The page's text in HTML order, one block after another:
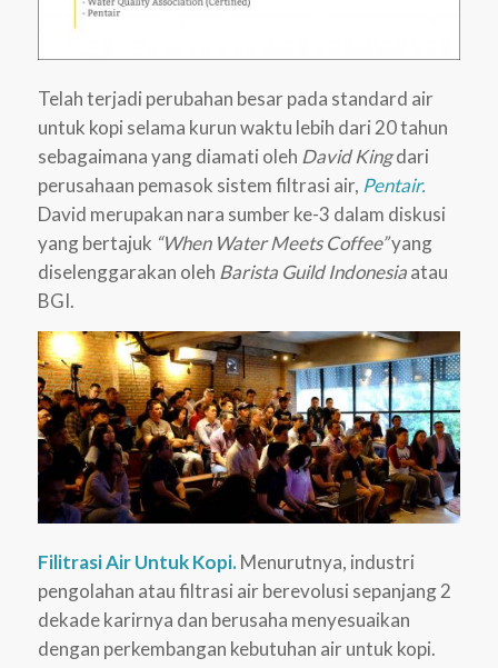
Telah terjadi perubahan besar pada standard air
untuk kopi selama kurun waktu lebih dari 20 tahun
sebagaimana yang diamati oleh David Kingdari
perusahaan pemasok sistem filtrasi air, Pentair.
David merupakan nara sumber ke-3 dalam diskusi
yang bertajuk “When Water Meets Coffee”yang
diselenggarakan oleh Barista Guild Indonesiaatau
BGI.
Filitrasi Air Untuk Kopi.Menurutnya, industri
pengolahan atau filtrasi air berevolusi sepanjang 2
dekade karirnya dan berusaha menyesuaikan
dengan perkembangan kebutuhan air untuk kopi.